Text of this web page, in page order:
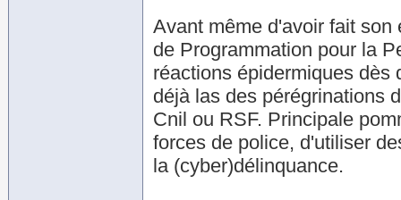
Avant même d'avoir fait
de Programmation pour la
réactions épidermiques dès
déjà las des pérégrinations
Cnil ou RSF. Principale
forces de police, d'utiliser
la (cyber)délinquance.